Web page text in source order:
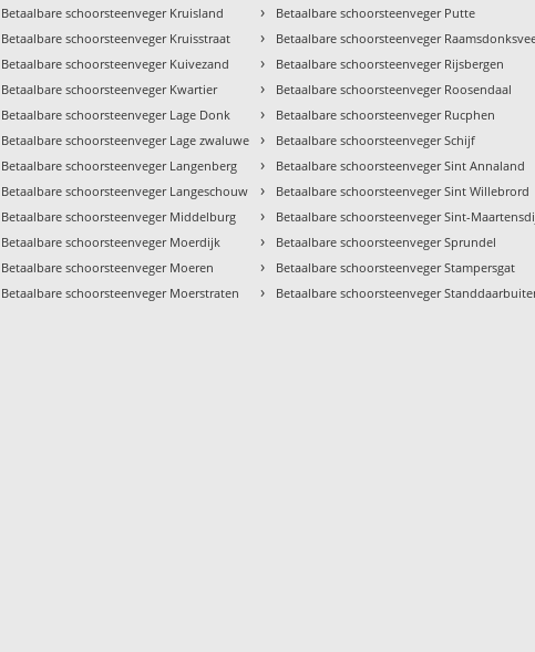
Betaalbare schoorsteenveger Kruisland
Betaalbare schoorsteenveger Kruisstraat
Betaalbare schoorsteenveger Kuivezand
Betaalbare schoorsteenveger Kwartier
Betaalbare schoorsteenveger Lage Donk
Betaalbare schoorsteenveger Lage zwaluwe
Betaalbare schoorsteenveger Langenberg
Betaalbare schoorsteenveger Langeschouw
Betaalbare schoorsteenveger Middelburg
Betaalbare schoorsteenveger Moerdijk
Betaalbare schoorsteenveger Moeren
Betaalbare schoorsteenveger Moerstraten
› Betaalbare schoorsteenveger Putte
› Betaalbare schoorsteenveger
› Betaalbare schoorsteenveger Rijsbergen
› Betaalbare schoorsteenveger Roosendaal
› Betaalbare schoorsteenveger Rucphen
› Betaalbare schoorsteenveger Schijf
› Betaalbare schoorsteenveger Sint Annaland
› Betaalbare schoorsteenveger Sint Willebrord
› Betaalbare schoorsteenveger Sint-
› Betaalbare schoorsteenveger Sprundel
› Betaalbare schoorsteenveger Stampersgat
› Betaalbare schoorsteenveger